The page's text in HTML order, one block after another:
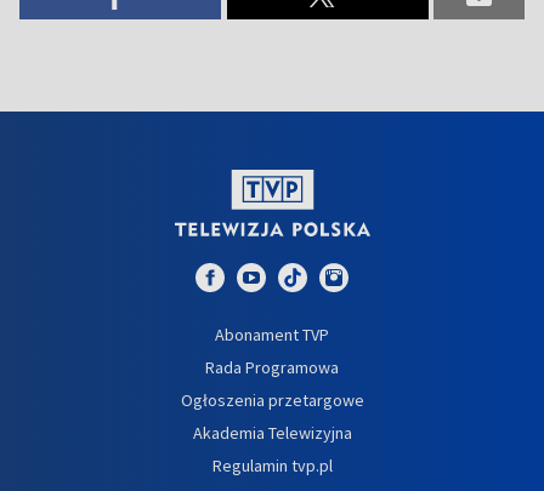
Abonament TVP
Rada Programowa
Ogłoszenia przetargowe
Akademia Telewizyjna
Regulamin tvp.pl